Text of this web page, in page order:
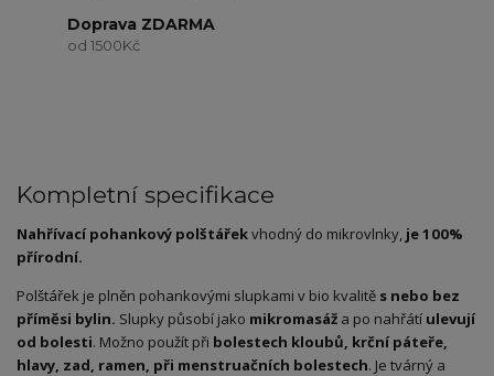
Doprava ZDARMA
od 1500Kč
Kompletní specifikace
Nahřívací pohankový polštářekvhodný do mikrovlnky, je 100%
přírodní.
Polštářek je plněn pohankovými slupkami v bio kvalitě s nebo bez
příměsi bylin. Slupky působí jako mikromasáž a po nahřátí ulevují
od bolesti. Možno použít při bolestech kloubů, krční páteře,
hlavy, zad, ramen, při menstruačních bolestech. Je tvárný a